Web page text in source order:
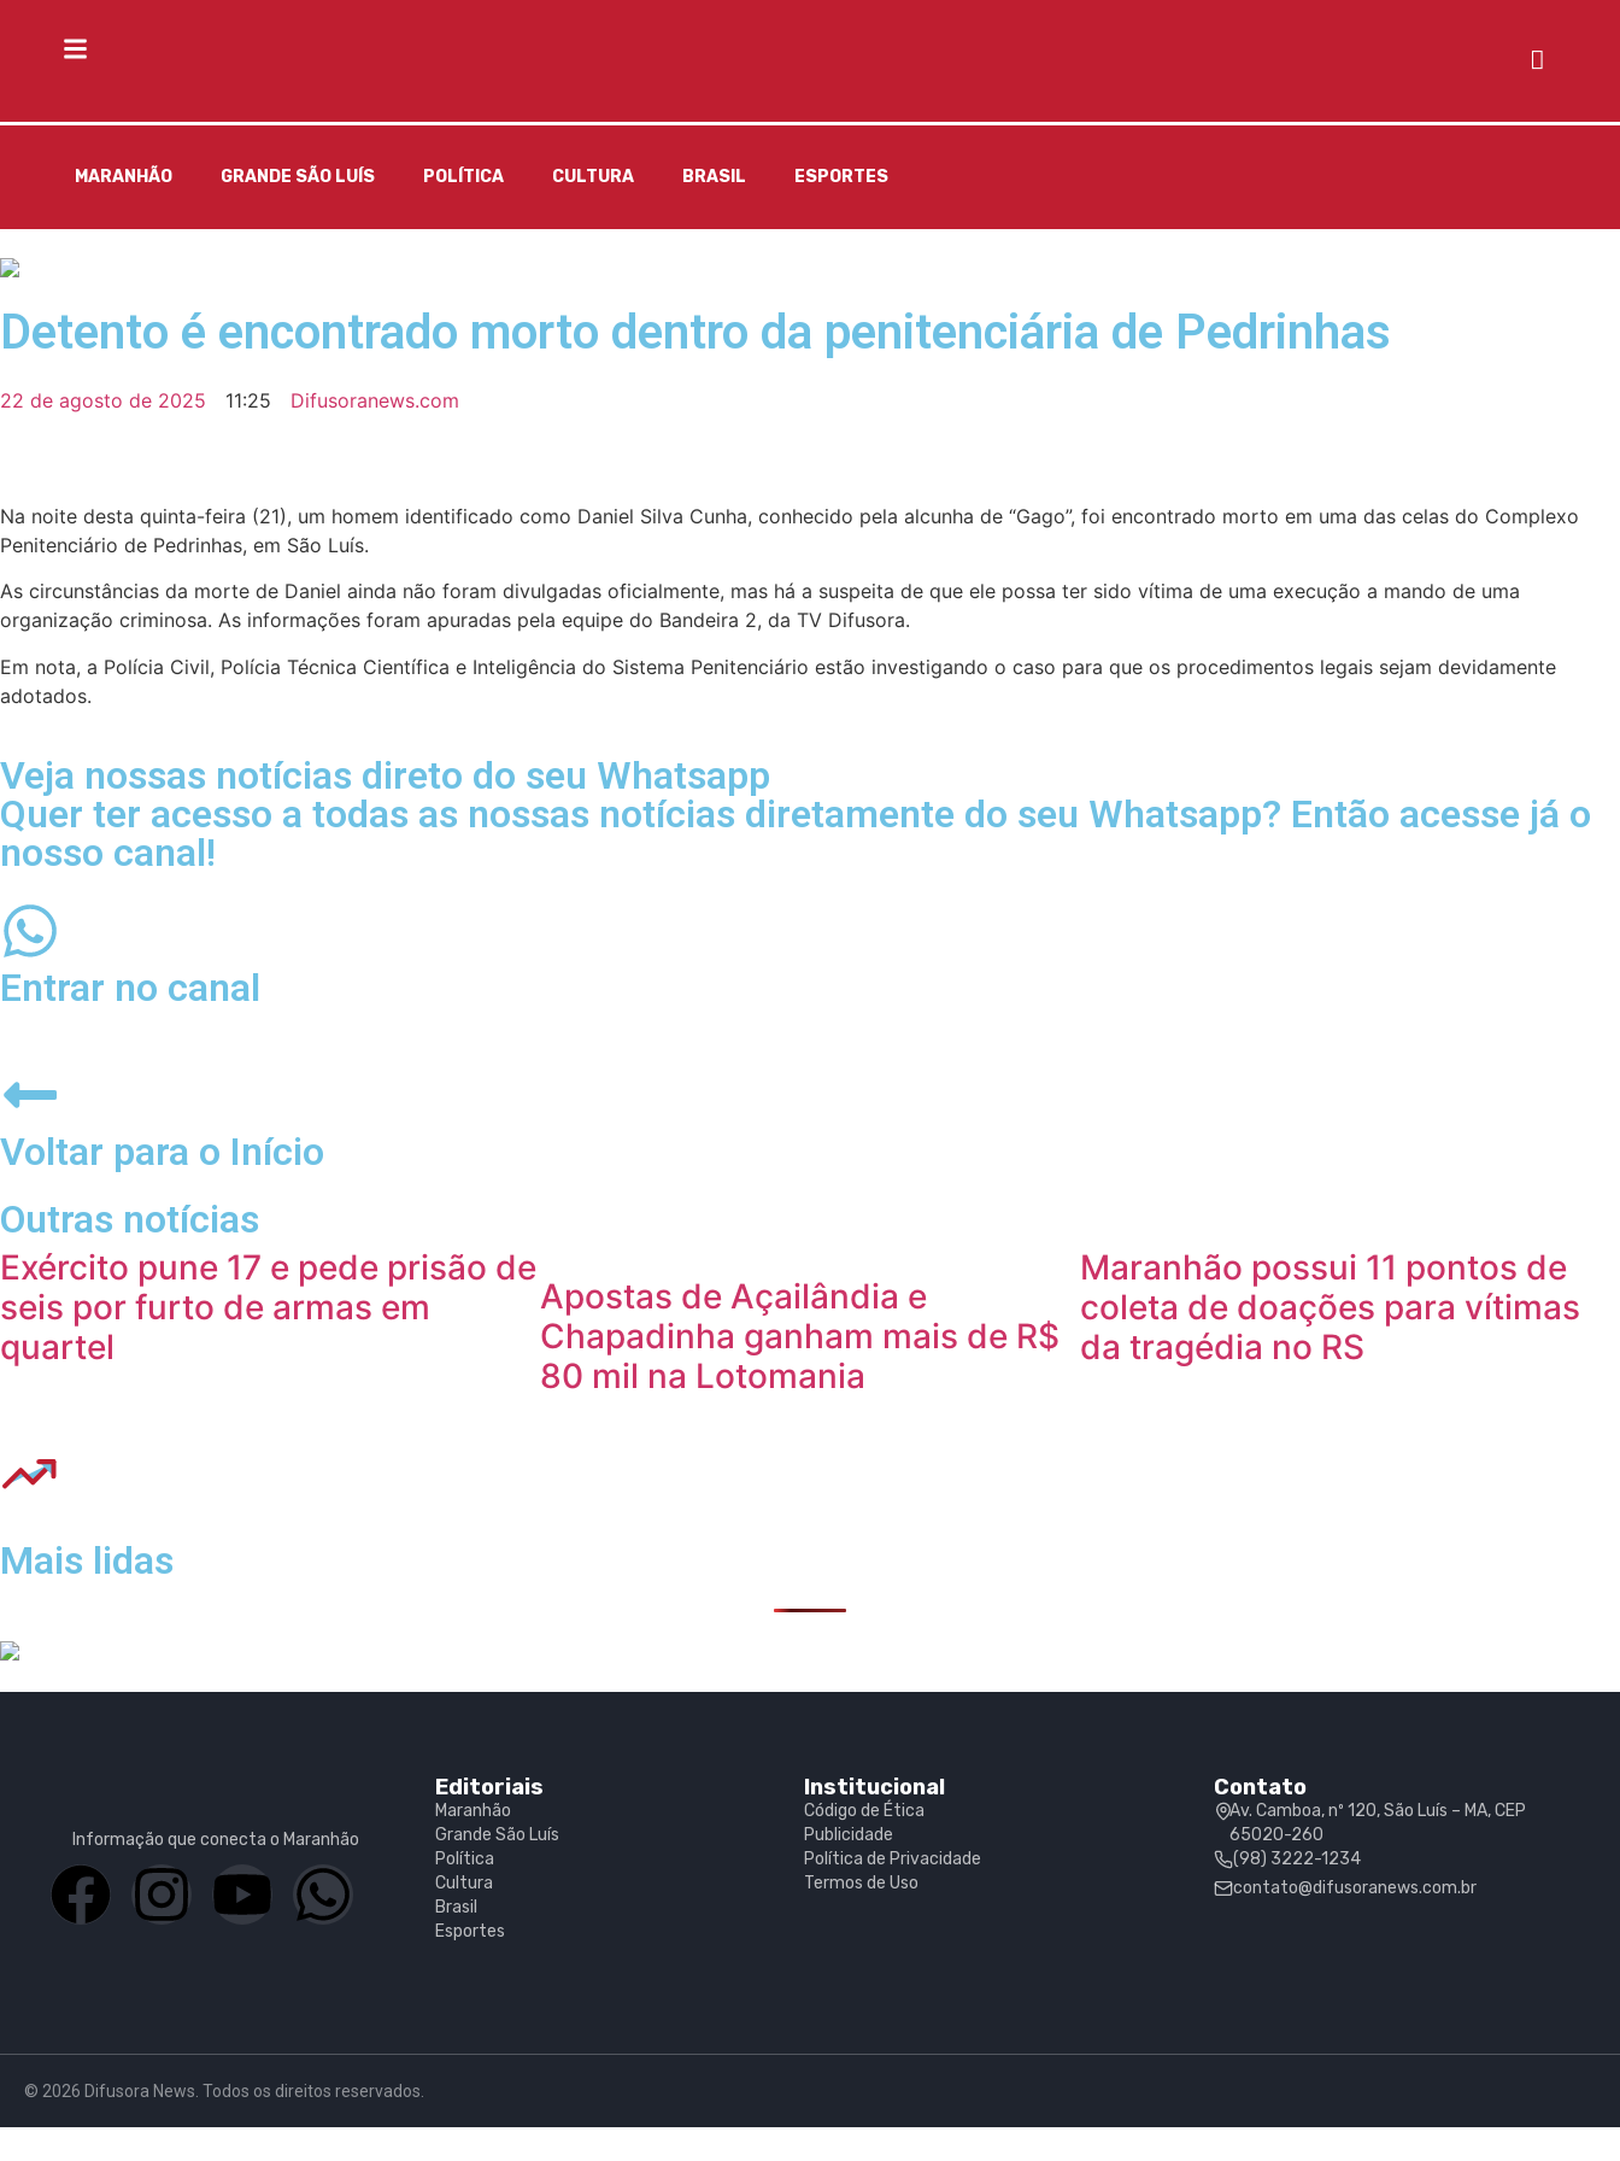
MARANHÃO GRANDE SÃO LUÍS POLÍTICA CULTURA BRASIL ESPORTES
Detento é encontrado morto dentro da penitenciária de Pedrinhas
22 de agosto de 2025 11:25 Difusoranews.com
Na noite desta quinta-feira (21), um homem identificado como Daniel Silva Cunha, conhecido pela alcunha de “Gago”, foi encontrado morto em uma das celas do Complexo
Penitenciário de Pedrinhas, em São Luís.
As circunstâncias da morte de Daniel ainda não foram divulgadas oficialmente, mas há a suspeita de que ele possa ter sido vítima de uma execução a mando de uma
organização criminosa. As informações foram apuradas pela equipe do Bandeira 2, da TV Difusora.
Em nota, a Polícia Civil, Polícia Técnica Científica e Inteligência do Sistema Penitenciário estão investigando o caso para que os procedimentos legais sejam devidamente
adotados.
Veja nossas notícias direto do seu Whatsapp
Quer ter acesso a todas as nossas notícias diretamente do seu Whatsapp? Então acesse já o
nosso canal!
Entrar no canal
Voltar para o Início
Outras notícias
Exército pune 17 e pede prisão de
seis por furto de armas em
quartel
Apostas de Açailândia e
Chapadinha ganham mais de R$
80 mil na Lotomania
Maranhão possui 11 pontos de
coleta de doações para vítimas
da tragédia no RS
Mais lidas
Informação que conecta o Maranhão
Editoriais
Maranhão
Grande São Luís
Política
Cultura
Brasil
Esportes
Institucional
Código de Ética
Publicidade
Política de Privacidade
Termos de Uso
Contato
Av. Camboa, nº 120, São Luís – MA, CEP
65020-260
(98) 3222-1234
contato@difusoranews.com.br
© 2026 Difusora News. Todos os direitos reservados.